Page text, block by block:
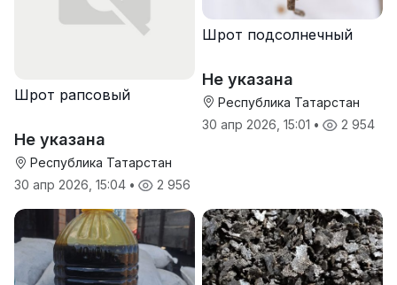
Шрот рапсовый
Не указана
Республика Татарстан
30 апр 2026, 15:04 • 2 956
Шрот подсолнечный
Не указана
Республика Татарстан
30 апр 2026, 15:01 • 2 954